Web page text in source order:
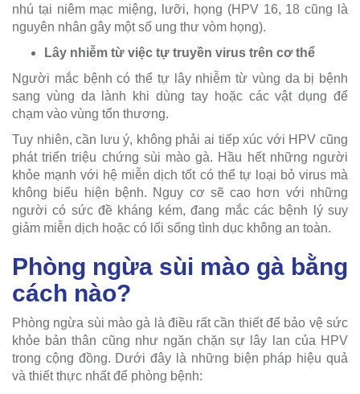
nhú tại niêm mạc miệng, lưỡi, họng (HPV 16, 18 cũng là
nguyên nhân gây một số ung thư vòm họng).
Lây nhiễm từ việc tự truyền virus trên cơ thể
Người mắc bệnh có thể tự lây nhiễm từ vùng da bị bệnh
sang vùng da lành khi dùng tay hoặc các vật dụng để
chạm vào vùng tổn thương.
Tuy nhiên, cần lưu ý, không phải ai tiếp xúc với HPV cũng
phát triển triệu chứng sùi mào gà. Hầu hết những người
khỏe mạnh với hệ miễn dịch tốt có thể tự loại bỏ virus mà
không biểu hiện bệnh. Nguy cơ sẽ cao hơn với những
người có sức đề kháng kém, đang mắc các bệnh lý suy
giảm miễn dịch hoặc có lối sống tình dục không an toàn.
Phòng ngừa sùi mào gà bằng
cách nào?
Phòng ngừa sùi mào gà là điều rất cần thiết để bảo vệ sức
khỏe bản thân cũng như ngăn chặn sự lây lan của HPV
trong cộng đồng. Dưới đây là những biện pháp hiệu quả
và thiết thực nhất để phòng bệnh: